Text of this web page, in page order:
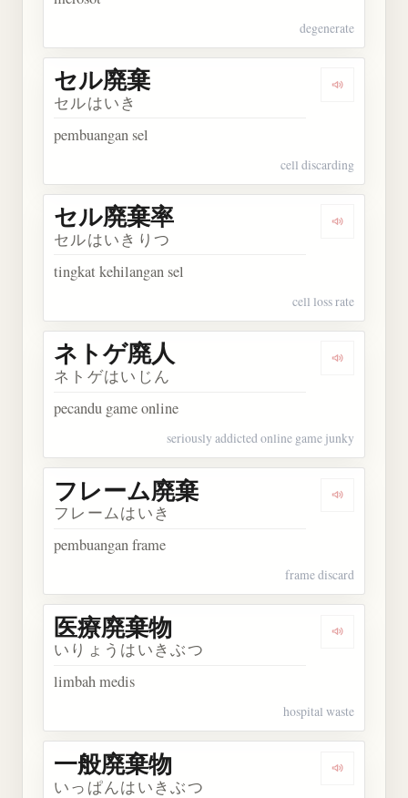
degenerate
Dengarkan
セル廃棄
セルはいき
pembuangan sel
cell discarding
Dengarkan
セル廃棄率
セルはいきりつ
tingkat kehilangan sel
cell loss rate
Dengarkan
ネトゲ廃人
ネトゲはいじん
pecandu game online
seriously addicted online game junky
Dengarkan
フレーム廃棄
フレームはいき
pembuangan frame
frame discard
Dengarkan
医療廃棄物
いりょうはいきぶつ
limbah medis
hospital waste
Dengarkan
一般廃棄物
いっぱんはいきぶつ